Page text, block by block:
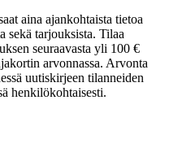
aina ajankohtaista tietoa
sekä tarjouksista. Tilaa
seuraavasta yli 100 €
arvonnassa. Arvonta
uutiskirjeen tilanneiden
henkilökohtaisesti.